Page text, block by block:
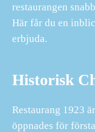
restaurangen
Här får du en
erbjuda.
Historisk
Restaurang 1923
öppnades för